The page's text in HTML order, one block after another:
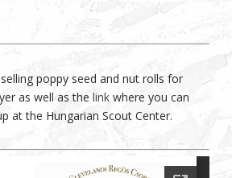
poppy seed and nut rolls for
as well as the link where you can
at the Hungarian Scout Center.